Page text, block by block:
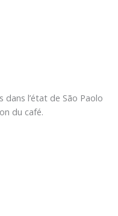
dans l’état de São Paolo
du café.